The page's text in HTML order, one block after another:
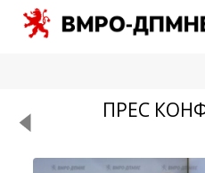
ПРЕС